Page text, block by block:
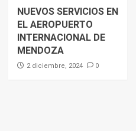
NUEVOS SERVICIOS EN
EL AEROPUERTO
INTERNACIONAL DE
MENDOZA
2 diciembre, 2024 0